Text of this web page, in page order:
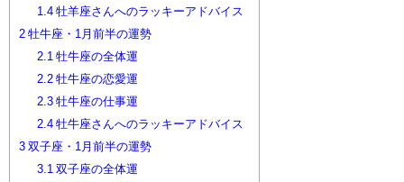
1.4牡羊座さんへのラッキーアドバイス
2 牡牛座・1月前半の運勢
2.1 牡牛座の全体運
2.2牡牛座の恋愛運
2.3牡牛座の仕事運
2.4牡牛座さんへのラッキーアドバイス
3 双子座・1月前半の運勢
3.1 双子座の全体運